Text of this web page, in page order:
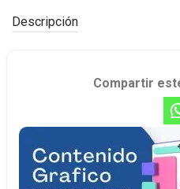
Descripción
Compartir